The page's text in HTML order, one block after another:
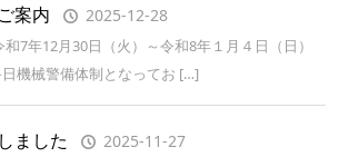
案内 2025-12-28
7年12月30日（火）～令和8年１月４日（日）
機械警備体制となってお […]
ました 2025-11-27